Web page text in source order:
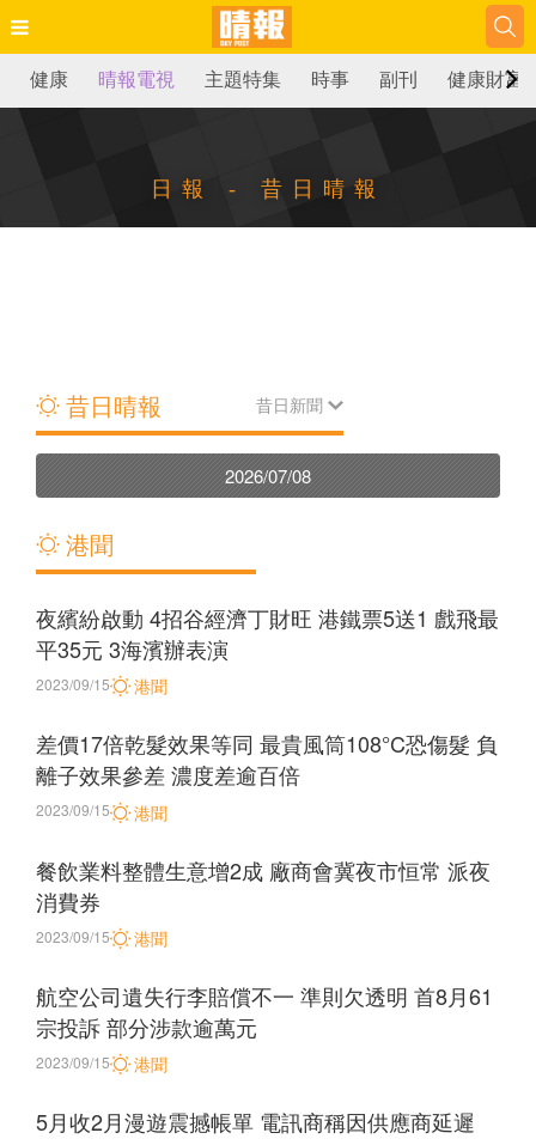
健康 晴報電視 主題特集 時事 副刊 健康財富
日報 - 昔日晴報
昔日晴報 昔日新聞
2026/07/08
港聞
夜繽紛啟動 4招谷經濟丁財旺 港鐵票5送1 戲飛最
平35元 3海濱辦表演
港聞
2023/09/15
差價17倍乾髮效果等同 最貴風筒108°C恐傷髮 負
離子效果參差 濃度差逾百倍
港聞
2023/09/15
餐飲業料整體生意增2成 廠商會冀夜市恒常 派夜
消費券
港聞
2023/09/15
航空公司遺失行李賠償不一 準則欠透明 首8月61
宗投訴 部分涉款逾萬元
港聞
2023/09/15
5月收2月漫遊震撼帳單 電訊商稱因供應商延遲